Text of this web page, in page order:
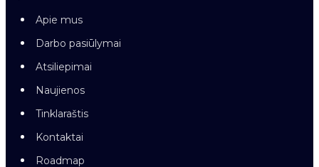
Apie mus
Darbo pasiūlymai
Atsiliepimai
Naujienos
Tinklaraštis
Kontaktai
Roadmap